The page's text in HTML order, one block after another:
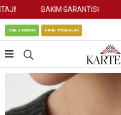
BAKIM GARANTİSİ
CANLI YARDIM CANLI PİYASALAR